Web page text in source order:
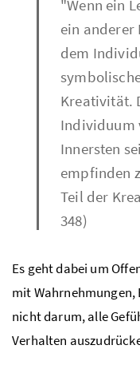
"Wenn ein
ein anderer
dem
Kreativität.
Individuum
Innersten
empfinden
Teil der
348)
Es geht dabei um
mit Wahrnehmungen,
nicht darum, alle
Verhalten